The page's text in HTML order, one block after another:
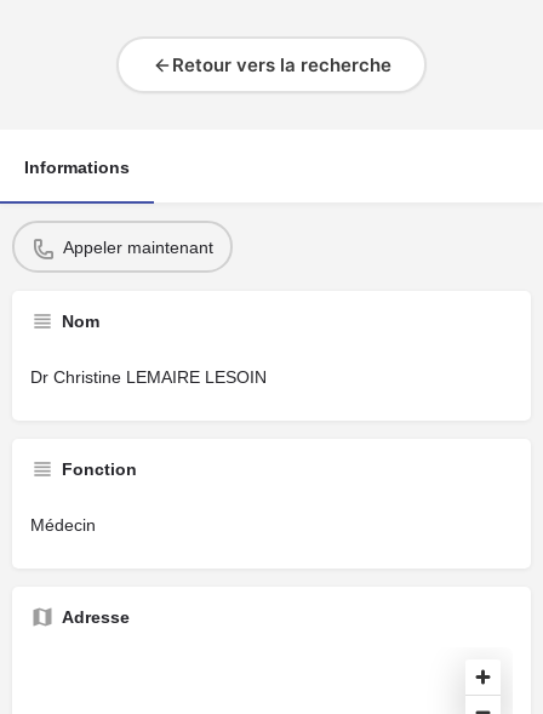
Retour vers la recherche
Informations
Appeler maintenant
Nom
Dr Christine LEMAIRE LESOIN
Fonction
Médecin
Adresse